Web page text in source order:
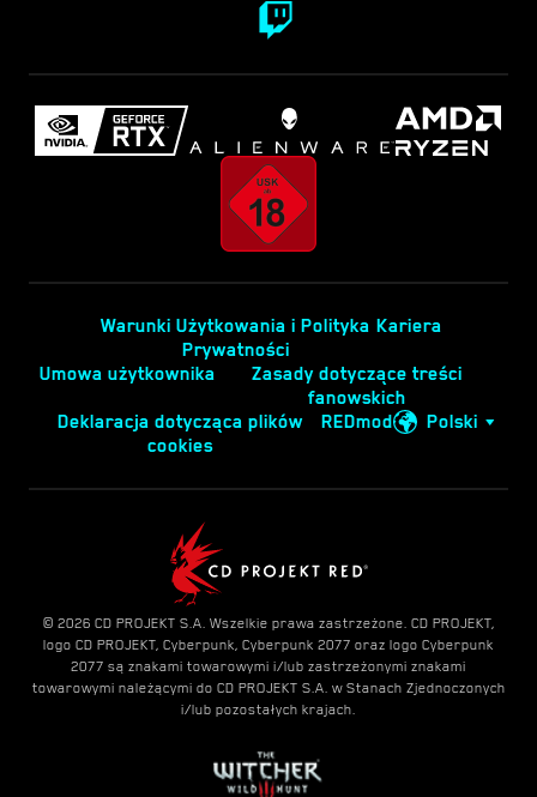
Warunki Użytkowania i Polityka
Prywatności
Kariera
Umowa użytkownika
Zasady dotyczące treści
fanowskich
Deklaracja dotycząca plików
cookies
REDmod Polski
© 2026 CD PROJEKT S.A. Wszelkie prawa zastrzeżone. CD PROJEKT,
logo CD PROJEKT, Cyberpunk, Cyberpunk 2077 oraz logo Cyberpunk
2077 są znakami towarowymi i/lub zastrzeżonymi znakami
towarowymi należącymi do CD PROJEKT S.A. w Stanach Zjednoczonych
i/lub pozostałych krajach.